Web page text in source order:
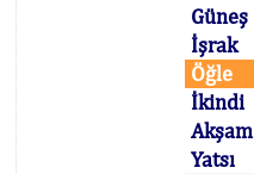
Güneş
İşrak
Öğle
İkindi
Akşam
Yatsı